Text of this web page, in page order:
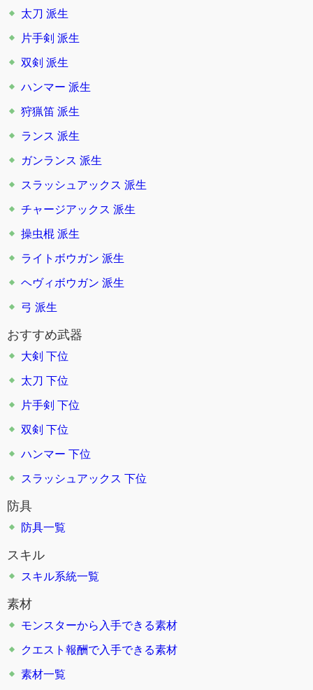
太刀 派生
片手剣 派生
双剣 派生
ハンマー 派生
狩猟笛 派生
ランス 派生
ガンランス 派生
スラッシュアックス 派生
チャージアックス 派生
操虫棍 派生
ライトボウガン 派生
ヘヴィボウガン 派生
弓 派生
おすすめ武器
大剣 下位
太刀 下位
片手剣 下位
双剣 下位
ハンマー 下位
スラッシュアックス 下位
防具
防具一覧
スキル
スキル系統一覧
素材
モンスターから入手できる素材
クエスト報酬で入手できる素材
素材一覧